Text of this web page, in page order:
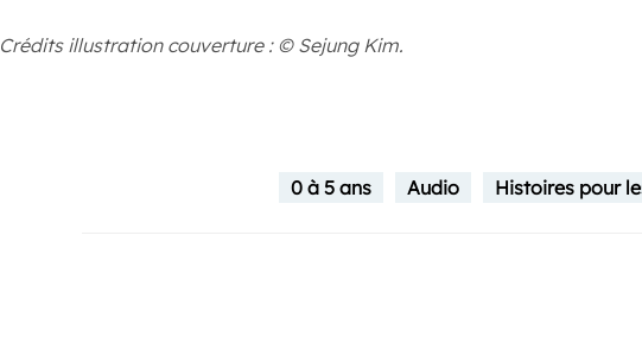
Crédits illustration couverture : © Sejung Kim.
0 à 5 ans Audio Histoires pour